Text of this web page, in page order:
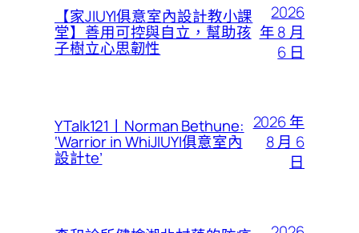
【家JIUYI俱意室內設計教小課
堂】善用可控與自立，幫助孩
子樹立心思韌性
2026
年 8 月
6 日
YTalk121丨Norman Bethune:
‘Warrior in WhiJIUYI俱意室內
設計te’
2026 年
8 月 6
日